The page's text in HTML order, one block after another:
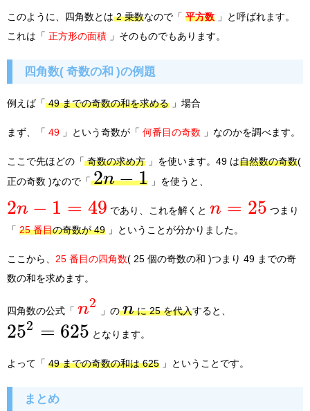
このように、四角数とは2 乗数なので「 平方数 」と呼ばれます。
これは「 正方形の面積 」そのものでもあります。
四角数( 奇数の和 )の例題
例えば「49 までの奇数の和を求める 」場合
まず、「 49 」という奇数が「 何番目の奇数 」なのかを調べます。
ここで先ほどの「奇数の求め方 」を使います。49 は自然数の奇数(
正の奇数 )なので「 2n −1 」を使うと、
2n − 1 = 49 であり、これを解くとn = 25 つまり
「 25 番目の奇数が 49 」ということが分かりました。
ここから、 25 番目の四角数( 25 個の奇数の和 )つまり 49 までの奇
数の和を求めます。
四角数の公式「 n2
」の nに 25 を代入すると、
252 = 625 となります。
よって「 49 までの奇数の和は 625 」ということです。
まとめ